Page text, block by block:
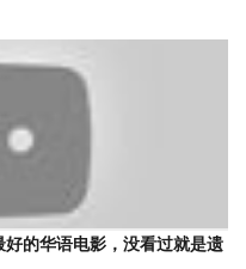
好的华语电影，没看过就是遗